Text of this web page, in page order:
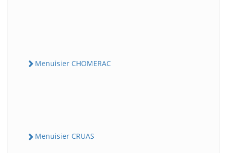
Menuisier CHOMERAC
Menuisier CRUAS